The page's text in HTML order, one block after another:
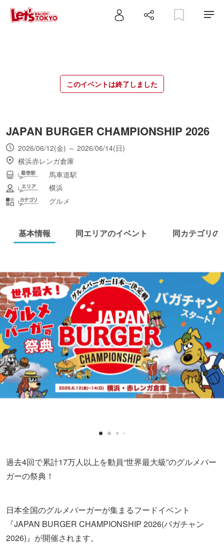
このイベントは終了しました
JAPAN BURGER CHAMPIONSHIP 2026
2026/06/12(金) ～ 2026/06/14(日)
横浜赤レンガ倉庫
馬車道駅
横浜
グルメ
基本情報 同エリアのイベント 同カテゴリの
過去4回で累計17万人以上を動員“世界最大級”のグルメバー
ガーの祭典！
日本全国のグルメバーガーが集まるフードイベント
『JAPAN BURGER CHAMPIONSHIP 2026(バガチャン
2026)』が開催されます。